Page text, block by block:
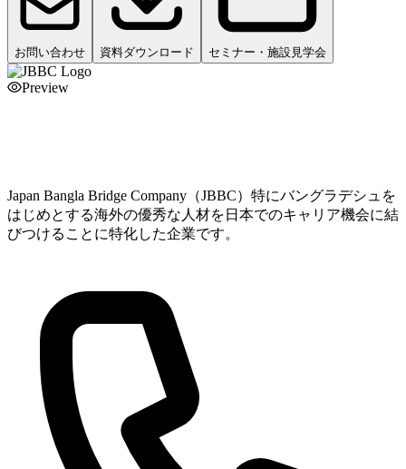
お問い合わせ 資料ダウンロード セミナー・施設見学会
Preview
Japan Bangla Bridge Company（JBBC） 特にバングラデシュを
はじめとする海外の優秀な人材を日本でのキャリア機会に結
びつけることに特化した企業です。